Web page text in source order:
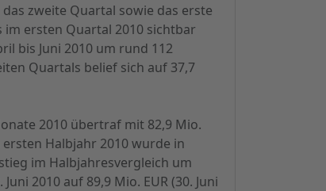
zweite Quartal sowie das erste
im ersten Quartal 2010 sichtbar
bis Juni 2010 um rund 112
Quartals belief sich auf 37,7
2010 übertraf mit 82,9 Mio.
Halbjahr 2010 wurde in
im Halbjahresvergleich um
2010 auf 89,9 Mio. EUR (30. Juni